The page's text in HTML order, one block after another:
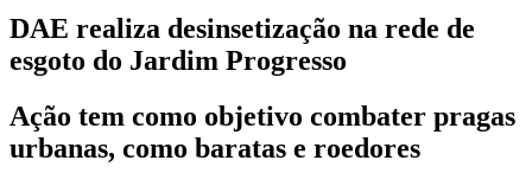
Segurança
Saúde
Cultura
Obras
DAE realiza desinsetização na rede de
esgoto do Jardim Progresso
Ação tem como objetivo combater pragas
urbanas, como baratas e roedores